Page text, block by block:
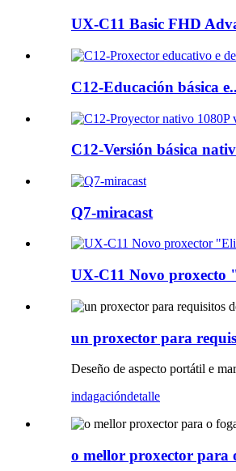
UX-C11 Basic FHD
C12-Educación básica
C12-Versión básica
Q7-miracast
UX-C11 Novo proxecto
un proxector para
Deseño de aspecto portátil e
indagacióndetalle
o mellor proxector para